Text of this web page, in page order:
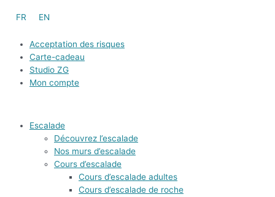
FR EN
Acceptation des risques
Carte-cadeau
Studio ZG
Mon compte
Escalade
Découvrez l’escalade
Nos murs d’escalade
Cours d’escalade
Cours d’escalade adultes
Cours d’escalade de roche